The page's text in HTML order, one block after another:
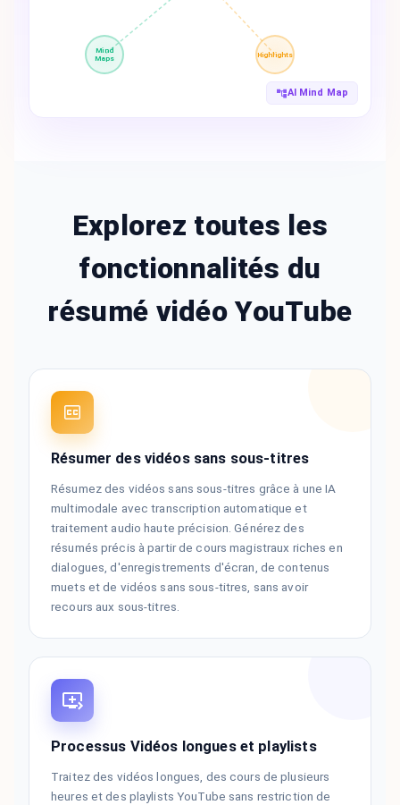
Mind
Maps
Highlights
AI Mind Map
Explorez toutes les
fonctionnalités du
résumé vidéo YouTube
Résumer des vidéos sans sous-titres
Résumez des vidéos sans sous-titres grâce à une IA
multimodale avec transcription automatique et
traitement audio haute précision. Générez des
résumés précis à partir de cours magistraux riches en
dialogues, d'enregistrements d'écran, de contenus
muets et de vidéos sans sous-titres, sans avoir
recours aux sous-titres.
Processus Vidéos longues et playlists
Traitez des vidéos longues, des cours de plusieurs
heures et des playlists YouTube sans restriction de